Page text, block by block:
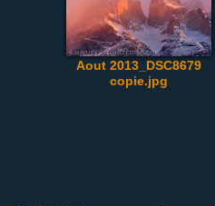
Aout 2013_DSC8679
copie.jpg